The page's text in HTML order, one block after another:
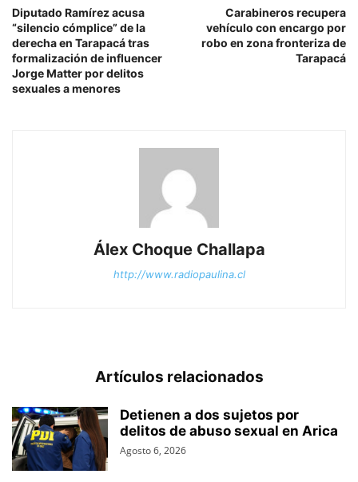
Diputado Ramírez acusa
“silencio cómplice” de la
derecha en Tarapacá tras
formalización de influencer
Jorge Matter por delitos
sexuales a menores
Carabineros recupera
vehículo con encargo por
robo en zona fronteriza de
Tarapacá
Álex Choque Challapa
http://www.radiopaulina.cl
Artículos relacionados
Detienen a dos sujetos por
delitos de abuso sexual en Arica
Agosto 6, 2026